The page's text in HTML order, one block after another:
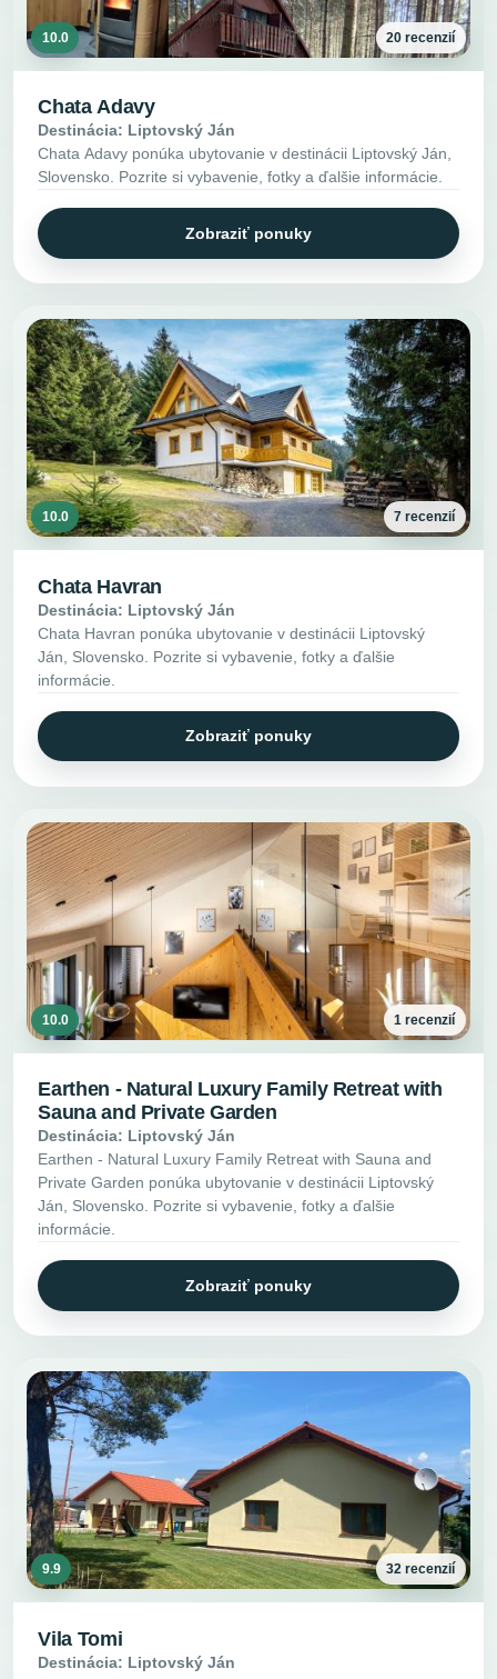
10.0 20 recenzií
Chata Adavy
Destinácia: Liptovský Ján
Chata Adavy ponúka ubytovanie v destinácii Liptovský Ján,
Slovensko. Pozrite si vybavenie, fotky a ďalšie informácie.
Zobraziť ponuky
10.0 7 recenzií
Chata Havran
Destinácia: Liptovský Ján
Chata Havran ponúka ubytovanie v destinácii Liptovský
Ján, Slovensko. Pozrite si vybavenie, fotky a ďalšie
informácie.
Zobraziť ponuky
10.0 1 recenzií
Earthen - Natural Luxury Family Retreat with
Sauna and Private Garden
Destinácia: Liptovský Ján
Earthen - Natural Luxury Family Retreat with Sauna and
Private Garden ponúka ubytovanie v destinácii Liptovský
Ján, Slovensko. Pozrite si vybavenie, fotky a ďalšie
informácie.
Zobraziť ponuky
9.9 32 recenzií
Vila Tomi
Destinácia: Liptovský Ján